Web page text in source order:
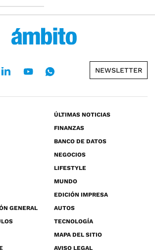
NEWSLETTER
ÚLTIMAS NOTICIAS
FINANZAS
BANCO DE DATOS
NEGOCIOS
LIFESTYLE
MUNDO
EDICIÓN IMPRESA
GENERAL
AUTOS
TECNOLOGÍA
MAPA DEL SITIO
AVISO LEGAL